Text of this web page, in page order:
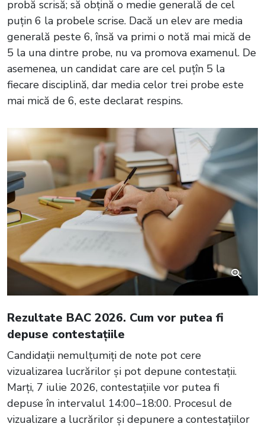
probă scrisă; să obțină o medie generală de cel
puțin 6 la probele scrise. Dacă un elev are media
generală peste 6, însă va primi o notă mai mică de
5 la una dintre probe, nu va promova examenul. De
asemenea, un candidat care are cel puțîn 5 la
fiecare disciplină, dar media celor trei probe este
mai mică de 6, este declarat respins.
Rezultate BAC 2026. Cum vor putea fi
depuse contestațiile
Candidații nemulțumiți de note pot cere
vizualizarea lucrărilor și pot depune contestații.
Marți, 7 iulie 2026, contestațiile vor putea fi
depuse în intervalul 14:00–18:00. Procesul de
vizualizare a lucrărilor și depunere a contestațiilor